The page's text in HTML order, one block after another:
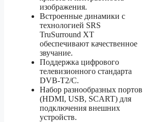
изображения.
Встроенные динамики с
технологией SRS
TruSurround XT
обеспечивают качественное
звучание.
Поддержка цифрового
телевизионного стандарта
DVB-T2/C.
Набор разнообразных портов
(HDMI, USB, SCART) для
подключения внешних
устройств.